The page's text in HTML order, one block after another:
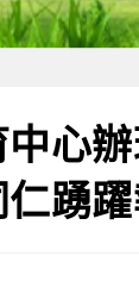
心
踴躍